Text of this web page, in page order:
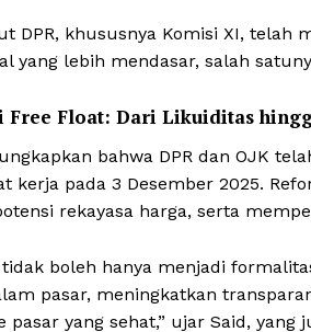
News
DPR, khususnya Komisi XI,
yang lebih mendasar, salah
Free Float: Dari Likuiditas
bahwa DPR dan OJK
kerja pada 3 Desember 2025.
rekayasa harga, serta
tidak boleh hanya menjadi
pasar, meningkatkan
pasar yang sehat,” ujar Said, yang